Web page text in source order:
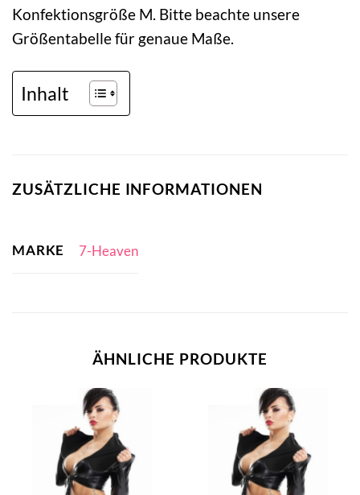
Konfektionsgröße M. Bitte beachte unsere
Größentabelle für genaue Maße.
Inhalt
ZUSÄTZLICHE INFORMATIONEN
MARKE 7-Heaven
ÄHNLICHE PRODUKTE